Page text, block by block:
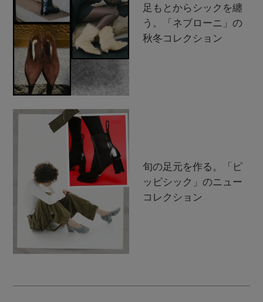
足もとからシックを纏
う。「ネブローニ」の
秋冬コレクション
旬の足元を作る。「ピ
ッピシック」のニュー
コレクション